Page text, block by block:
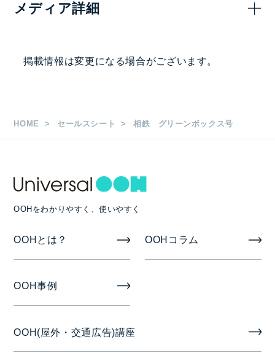
Aプラン 2,000,000
メディア詳細
ドア横 B3 220枚
14日
掲載情報は変更になる場合がございます。
HOME セールスシート 相鉄 グリーンボックス号
OOHをわかりやすく、使いやすく
OOHとは？ OOHコラム
OOH事例
OOH(屋外・交通広告)講座